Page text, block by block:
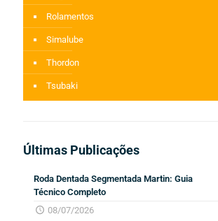
Rolamentos
Simalube
Thordon
Tsubaki
Últimas Publicações
Roda Dentada Segmentada Martin: Guia
Técnico Completo
08/07/2026